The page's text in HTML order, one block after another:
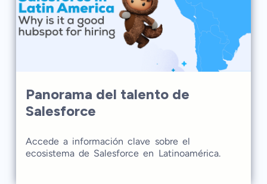
Panorama del talento de
Salesforce
Accede a información clave sobre el
ecosistema de Salesforce en Latinoamérica.